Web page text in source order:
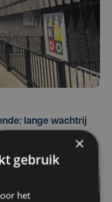
lange wachtrij
×
gebruik
het